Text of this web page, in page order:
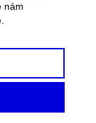
nám